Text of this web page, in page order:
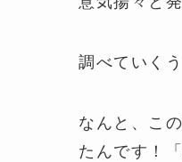
調べていく
なんと、こ
たんです！